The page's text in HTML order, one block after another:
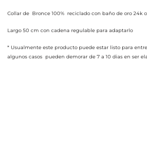
Collar de Bronce 100% reciclado con baño de oro 24k
Largo 50 cm con cadena regulable para adaptarlo
* Usualmente este producto puede estar listo para
algunos casos pueden demorar de 7 a 10 dias en ser